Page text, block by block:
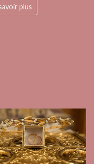
plus